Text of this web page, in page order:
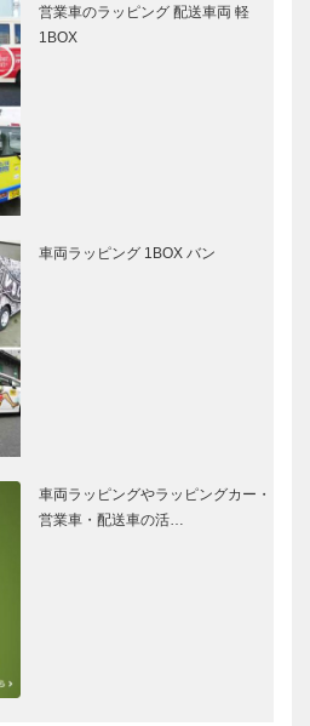
営業車のラッピング 配送車両 軽
1BOX
車両ラッピング 1BOX バン
車両ラッピングやラッピングカー・
営業車・配送車の活…